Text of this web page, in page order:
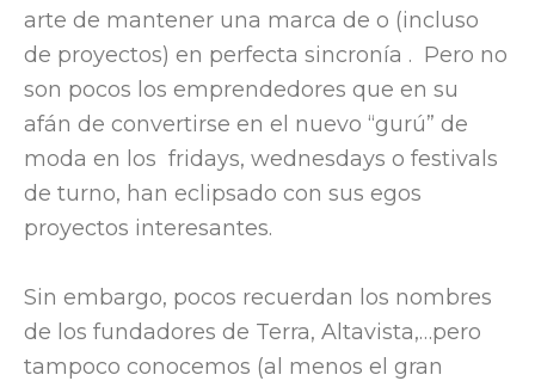
arte de mantener una marca de o (incluso
de proyectos) en perfecta sincronía . Pero no
son pocos los emprendedores que en su
afán de convertirse en el nuevo “gurú” de
moda en los fridays, wednesdays o festivals
de turno, han eclipsado con sus egos
proyectos interesantes.
Sin embargo, pocos recuerdan los nombres
de los fundadores de Terra, Altavista,…pero
tampoco conocemos (al menos el gran